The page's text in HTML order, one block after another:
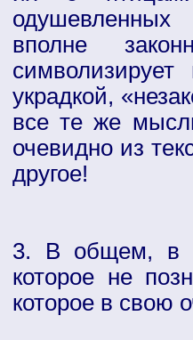
вполне
украдкой,
все те же
очевидно из
другое!
3. В общем, в
которое не
которое в свою